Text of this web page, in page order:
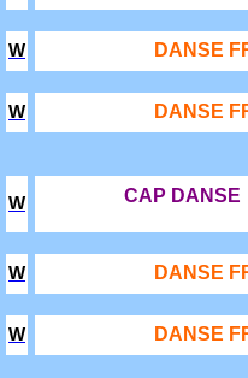
W DANSE
W DANSE
W CAP DANSE
W DANSE
W DANSE